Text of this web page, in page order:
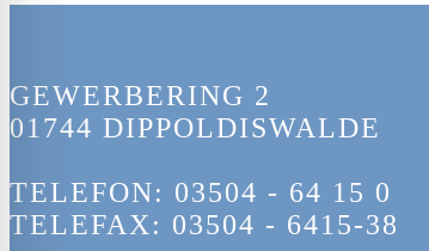
GEWERBERING 2
01744 DIPPOLDISWALDE
TELEFON: 03504 - 64 15 0
TELEFAX: 03504 - 6415-38